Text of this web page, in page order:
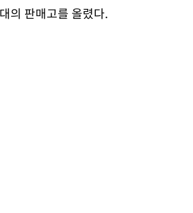
의 판매고를 올렸다.